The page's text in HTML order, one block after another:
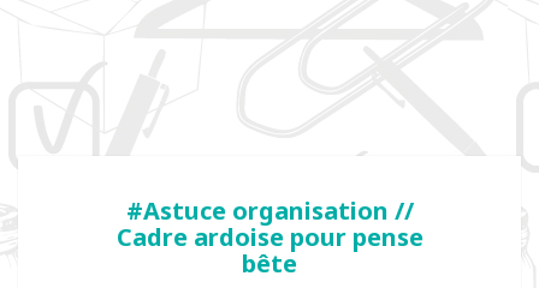
#Astuce organisation //
Cadre ardoise pour pense
bête